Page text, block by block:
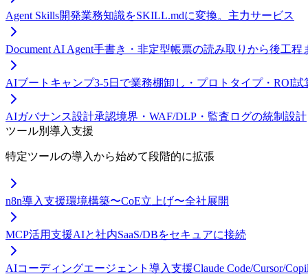
Agent Skills開発業務知識をSKILL.mdに変換。主力サービス
Document AI Agent手書き・非定型帳票の読み取りから後工程
AIブートキャンプ3-5日で業務棚卸し・プロトタイプ・ROI試
AIガバナンス設計承認境界・WAF/DLP・監査ログの統制設計
ツール別導入支援
特定ツールの導入から始めて段階的に拡張
n8n導入支援環境構築〜CoE立上げ〜全社展開
MCP活用支援AIと社内SaaS/DBをセキュアに接続
AIコーディングエージェント導入支援Claude Code/Cursor/